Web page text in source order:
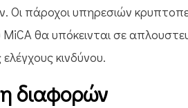
πάροχοι υπηρεσιών
MiCA θα υπόκεινται σε
κινδύνου.
διαφορών